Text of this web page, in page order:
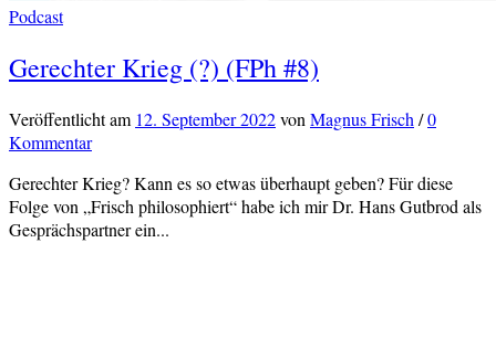
Podcast
Gerechter Krieg (?) (FPh #8)
Veröffentlichtam 12. September 2022von Magnus Frisch /0
Kommentar
Gerechter Krieg? Kann es so etwas überhaupt geben? Für diese
Folge von „Frisch philosophiert“ habe ich mir Dr. Hans Gutbrod als
Gesprächspartner ein...